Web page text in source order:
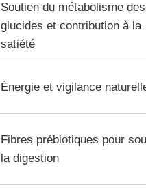
Soutien du métabolisme des
glucides et contribution à la
satiété
Énergie et vigilance
Fibres prébiotiques pour
la digestion